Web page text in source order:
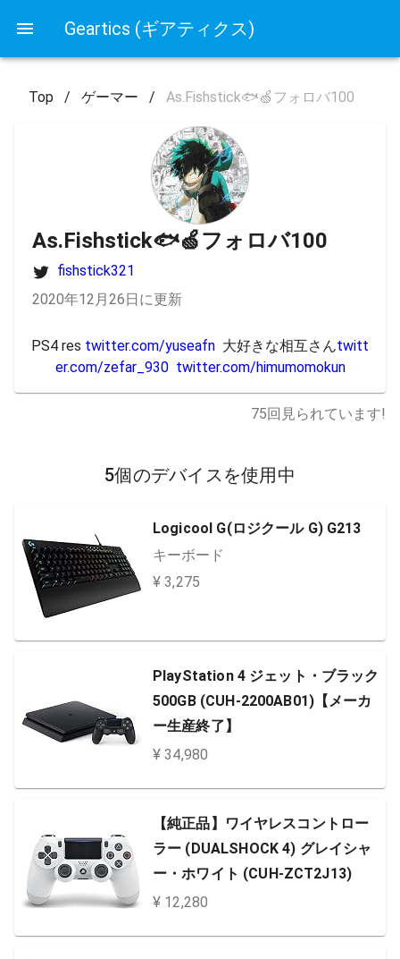
Geartics (ギアティクス)
Top / ゲーマー / As.Fishstick🐟🍏フォロバ100
As.Fishstick🐟🍏フォロバ100
fishstick321
2020年12月26日に更新
PS4 res twitter.com/yuseafn
  大好きな相互さん
twitt
er.com/zefar_930 twitter.com/himumomokun
75回見られています!
5個のデバイスを使用中
Logicool G(ロジクール G) G213
キーボード
¥ 3,275
PlayStation 4 ジェット・ブラック
500GB (CUH-2200AB01)【メーカ
ー生産終了】
¥ 34,980
【純正品】ワイヤレスコントロー
ラー (DUALSHOCK 4) グレイシャ
ー・ホワイト (CUH-ZCT2J13)
¥ 12,280